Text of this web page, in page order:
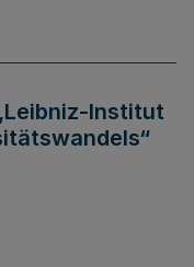
Institut